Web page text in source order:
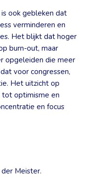
ook gebleken dat
verminderen en
Het blijkt dat hoger
burn-out, maar
opgeleiden die meer
dat voor congressen,
Het uitzicht op
tot optimisme en
en focus
Meister.